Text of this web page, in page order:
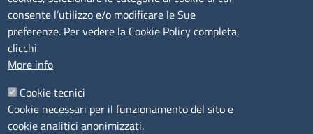
Camera di Commercio, Industria, Artigianato e
Agricoltura di Sassari
P.IVA01047570906
Codice Fiscale 80000930901
consente l’utilizzo e/o modificare le Sue
preferenze. Per vedere la Cookie Policy completa,
clicchi
More info
Cookie tecnici
Cookie necessari per il funzionamento del sito e
cookie analitici anonimizzati.